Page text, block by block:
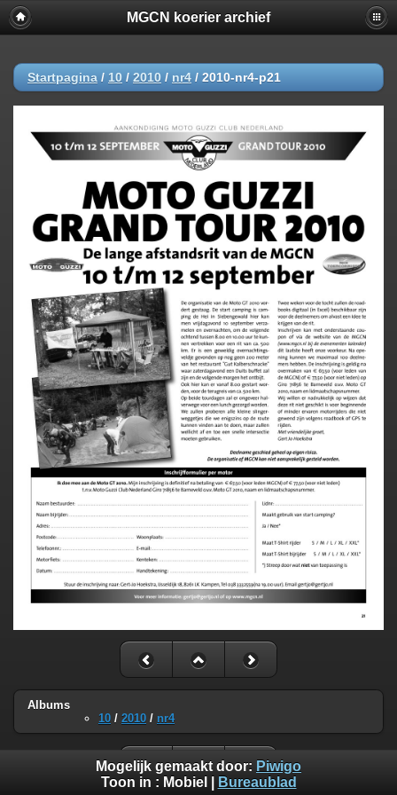
MGCN koerier archief
Startpagina / 10 / 2010 / nr4 / 2010-nr4-p21
Albums
10 / 2010 / nr4
Mogelijk gemaakt door: Piwigo
Toon in : Mobiel Bureaublad